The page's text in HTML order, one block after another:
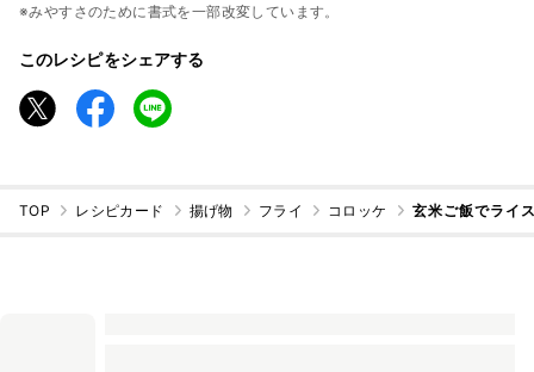
※みやすさのために書式を一部改変しています。
このレシピをシェアする
TOP レシピカード 揚げ物 フライ コロッケ 玄米ご飯でライ